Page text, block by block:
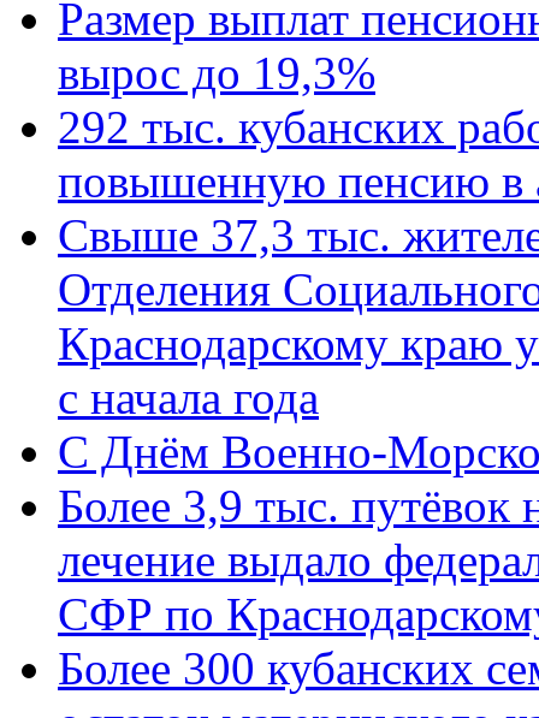
Размер выплат
вырос до 19,3%
292 тыс. кубанских
повышенную пенсию в
Свыше 37,3 тыс.
Отделения
Краснодарскому краю
с начала года
C Днём Военно-
Более 3,9 тыс. путёвок
лечение выдало
СФР по
Более 300 кубанских